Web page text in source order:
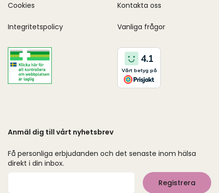
Cookies
Integritetspolicy
Kontakta oss
Vanliga frågor
Anmäl dig till vårt nyhetsbrev
Få personliga erbjudanden och det senaste inom hälsa
direkt i din inbox.
Registrera